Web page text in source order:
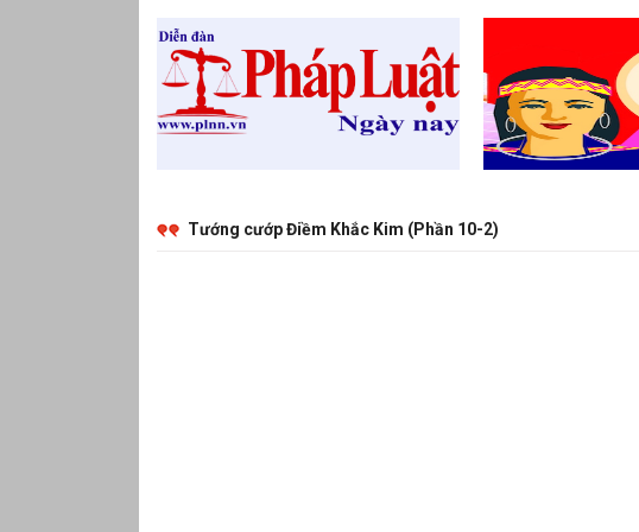
Tướng cướp Điềm Khắc Kim (Phần 10-2)